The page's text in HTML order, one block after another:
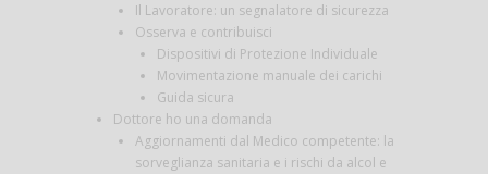
Il Lavoratore: un segnalatore di sicurezza
Osserva e contribuisci
Dispositivi di Protezione Individuale
Movimentazione manuale dei carichi
Guida sicura
Dottore ho una domanda
Aggiornamenti dal Medico competente: la
sorveglianza sanitaria e i rischi da alcol e